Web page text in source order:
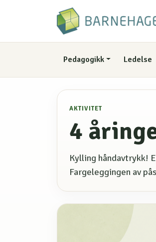
Pedagogikk Ledelse
AKTIVITET
4
Kylling håndavtrykk!
Fargeleggingen av